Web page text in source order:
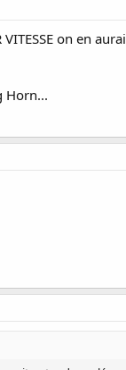
on en
Horn...